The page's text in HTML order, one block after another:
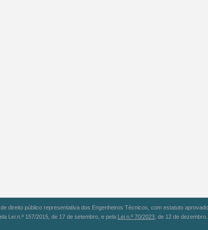
direito público representativa dos Engenheiros Técnicos, com estatuto
Lei n.º 157/2015, de 17 de setembro, e pela Lei n.º 70/2023 , de 12 de dezembro.